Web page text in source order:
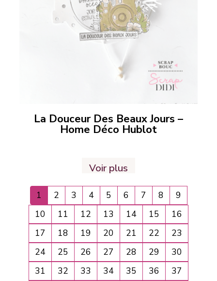
La Douceur Des Beaux Jours –
Home Déco Hublot
Voir plus
1 2 3 4 5 6 7 8
9
10
11 12 13 14 15
16
17
18 19 20 21 22
23
24
25 26 27 28 29
30
31
32 33 34 35 36
37